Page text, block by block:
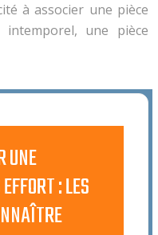
à associer une pièce
une pièce
UNE
: LES